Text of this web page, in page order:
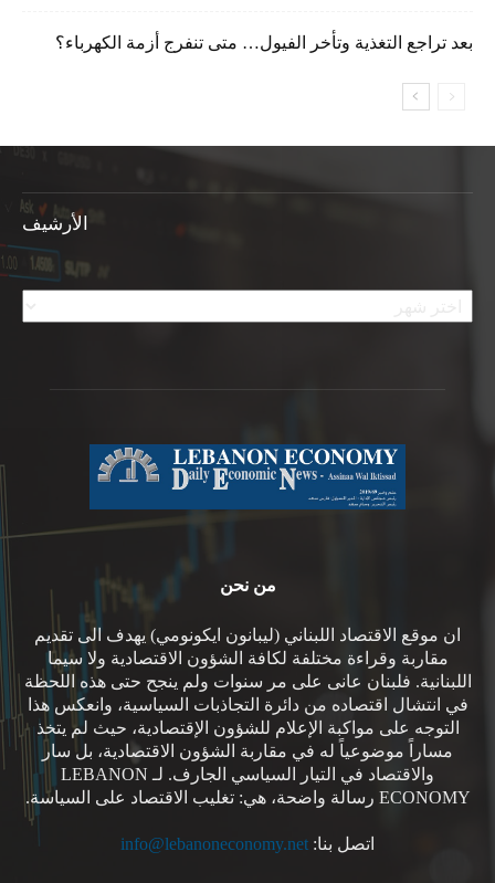
بعد تراجع التغذية وتأخر الفيول… متى تنفرج أزمة الكهرباء؟
الأرشيف
الأرشيف
من نحن
ان موقع الاقتصاد اللبناني (ليبانون ايكونومي) يهدف الى تقديم
مقاربة وقراءة مختلفة لكافة الشؤون الاقتصادية ولا سيما
اللبنانية. فلبنان عانى على مر سنوات ولم ينجح حتى هذه اللحظة
في انتشال اقتصاده من دائرة التجاذبات السياسية، وانعكس هذا
التوجه على مواكبة الإعلام للشؤون الإقتصادية، حيث لم يتخذ
مساراً موضوعياً له في مقاربة الشؤون الاقتصادية، بل سار
والاقتصاد في التيار السياسي الجارف. لـ LEBANON
ECONOMY رسالة واضحة، هي: تغليب الاقتصاد على السياسة.
اتصل بنا: info@lebanoneconomy.net